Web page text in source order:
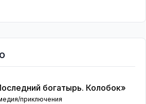
богатырь. Колобок»
приключения